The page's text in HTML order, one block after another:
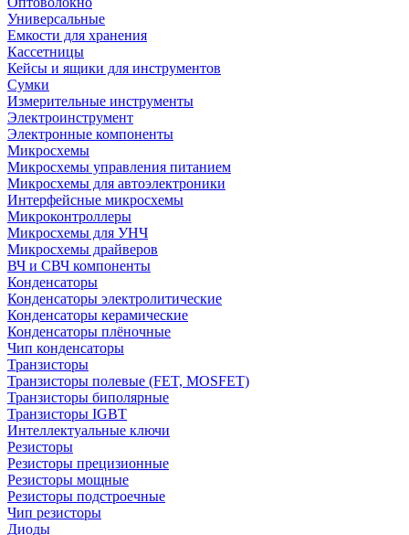
Универсальные
Емкости для хранения
Кассетницы
Кейсы и ящики для инструментов
Сумки
Измерительные инструменты
Электроинструмент
Электронные компоненты
Микросхемы
Микросхемы управления питанием
Микросхемы для автоэлектроники
Интерфейсные микросхемы
Микроконтроллеры
Микросхемы для УНЧ
Микросхемы драйверов
ВЧ и СВЧ компоненты
Конденсаторы
Конденсаторы электролитические
Конденсаторы керамические
Конденсаторы плёночные
Чип конденсаторы
Транзисторы
Транзисторы полевые (FET, MOSFET)
Транзисторы биполярные
Транзисторы IGBT
Интеллектуальные ключи
Резисторы
Резисторы прецизионные
Резисторы мощные
Резисторы подстроечные
Чип резисторы
Диоды